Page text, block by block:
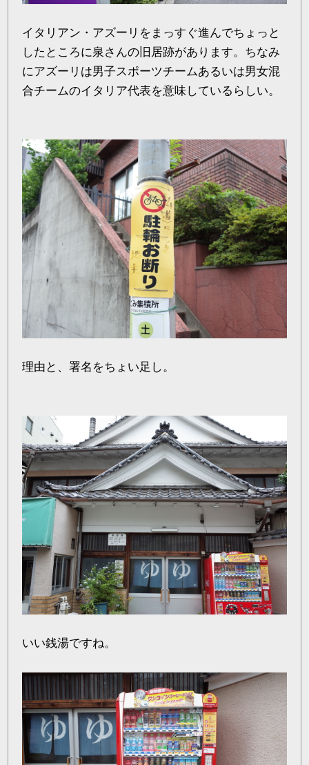
イタリアン・アズーリをまっすぐ進んでちょっと
したところに泉さんの旧居跡があります。ちなみ
にアズーリは男子スポーツチームあるいは男女混
合チームのイタリア代表を意味しているらしい。
理由と、署名をちょい足し。
いい銭湯ですね。